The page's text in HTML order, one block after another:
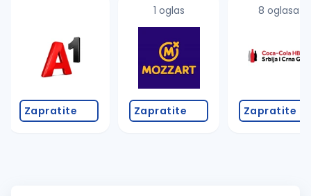
Zapratite
1 oglas
Zapratite
8 oglasa
Zapratite